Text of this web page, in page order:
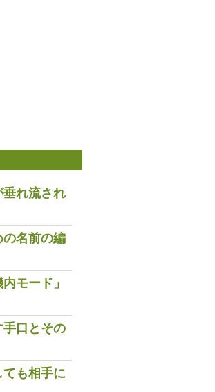
れ流され
名前の編
モード」
口とその
も相手に